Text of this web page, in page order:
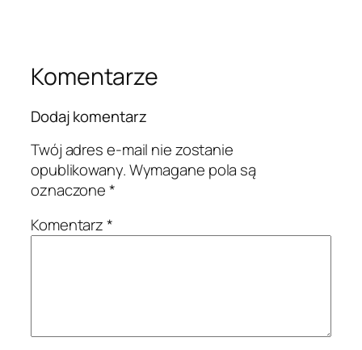
Komentarze
Dodaj komentarz
Twój adres e-mail nie zostanie
opublikowany.Wymagane pola są
oznaczone*
Komentarz*